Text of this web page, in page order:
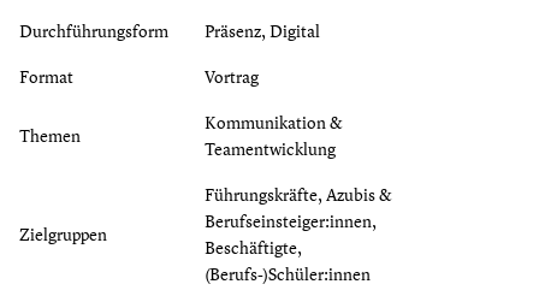
Durchführungsform
Präsenz, Digital
Format
Vortrag
Themen
Kommunikation &
Teamentwicklung
Zielgruppen
Führungskräfte, Azubis &
Berufseinsteiger:innen,
Beschäftigte,
(Berufs-)Schüler:innen